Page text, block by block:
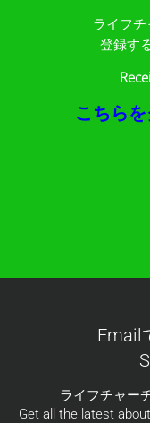
ライフ
登録す
こちら
Email
ライフチャー
Get all the latest